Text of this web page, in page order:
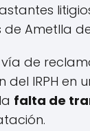
Ametlla
de
del IRPH en
falta de